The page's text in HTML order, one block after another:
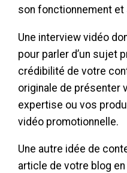
son fonctionnement et
Une interview vidéo
pour parler d’un sujet
crédibilité de votre
originale de présenter
expertise ou vos
vidéo promotionnelle.
Une autre idée de
article de votre blog